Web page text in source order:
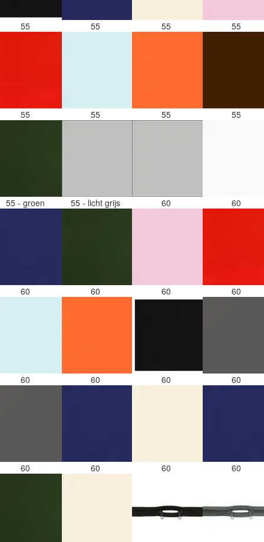
55 55 55 55
55 55 55 55
55 - groen 55 - licht grijs 60 60
60 60 60 60
60 60 60 60
60 60 60 60